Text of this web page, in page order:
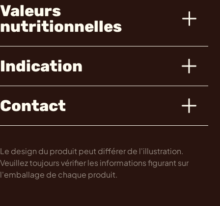
Valeurs
nutritionnelles
Indication
Contact
Le design du produit peut différer de l'illustration.
Veuillez toujours vérifier les informations figurant sur
l'emballage de chaque produit.